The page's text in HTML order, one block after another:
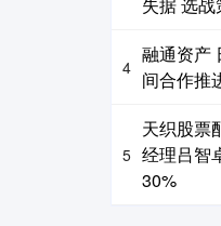
失据 选
4
融通资产
间合作推
5
天织股票
经理吕智
30%